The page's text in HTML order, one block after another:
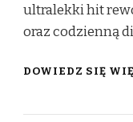
ultralekki hit
oraz codzienną
DOWIEDZ SIĘ